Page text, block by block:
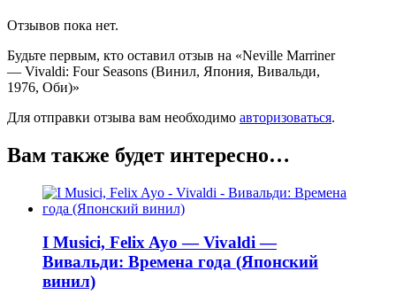
Отзывов пока нет.
Будьте первым, кто оставил отзыв на «Neville Marriner
— Vivaldi: Four Seasons (Винил, Япония, Вивальди,
1976, Оби)»
Для отправки отзыва вам необходимо авторизоваться.
Вам также будет интересно…
I Musici, Felix Ayo — Vivaldi —
Вивальди: Времена года (Японский
винил)